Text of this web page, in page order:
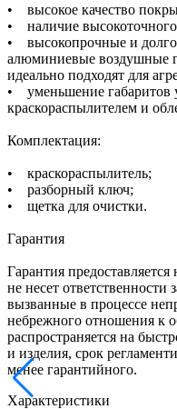
• высокое качество
• наличие высокоточного
• высокопрочные и
алюминиевые воздушные
идеально подходят для
• уменьшение габаритов
краскораспылителем и
Комплектация:
• краскораспылитель;
• разборный ключ;
• щетка для очистки.
Гарантия
Гарантия
не несет
вызванные в процессе
небрежного отношения к
распространяется на
и изделия, срок
менее гарантийного.
Характеристики